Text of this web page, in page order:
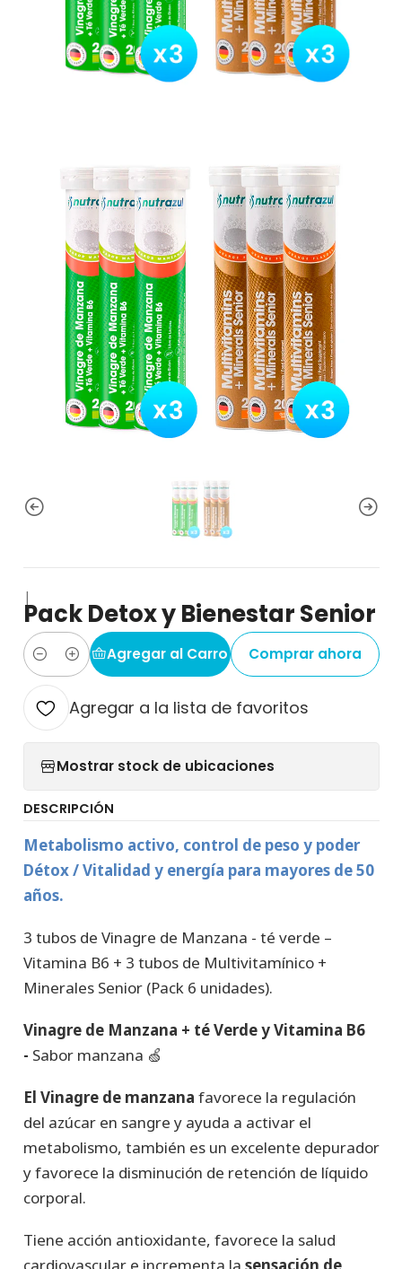
|
Pack Detox y Bienestar Senior
Cantidad
Agregar al Carro Comprar ahora
Agregar a la lista de favoritos
Mostrar stock de ubicaciones
DESCRIPCIÓN
Metabolismo activo, control de peso y poder
Détox / Vitalidad y energía para mayores de 50
años.
3 tubos de Vinagre de Manzana - té verde –
Vitamina B6 + 3 tubos de Multivitamínico +
Minerales Senior (Pack 6 unidades).
Vinagre de Manzana + té Verde y Vitamina B6
- Sabor manzana 🍏
El Vinagre de manzana favorece la regulación
del azúcar en sangre y ayuda a activar el
metabolismo, también es un excelente depurador
y favorece la disminución de retención de líquido
corporal.
Tiene acción antioxidante, favorece la salud